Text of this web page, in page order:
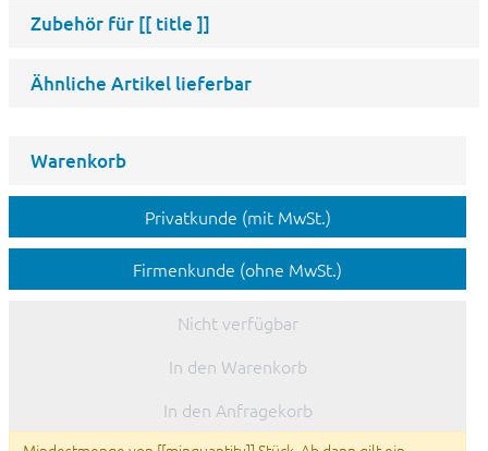
Zubehör für [[ title ]]
Ähnliche Artikel lieferbar
Warenkorb
Privatkunde (mit MwSt.)
Firmenkunde (ohne MwSt.)
Nicht verfügbar
In den Warenkorb
In den Anfragekorb